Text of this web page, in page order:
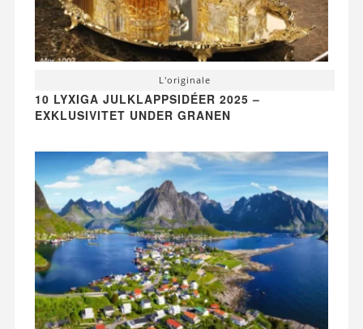
L'originale
10 LYXIGA JULKLAPPSIDÉER 2025 –
EXKLUSIVITET UNDER GRANEN